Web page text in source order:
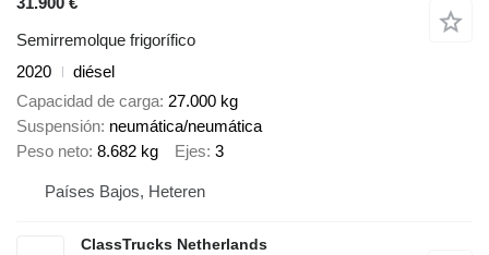
Semirremolque frigorífico
2020
diésel
Capacidad de carga 27.000 kg
Suspensión neumática/neumática
Peso neto 8.682 kg Ejes 3
Países Bajos, Heteren
ClassTrucks Netherlands